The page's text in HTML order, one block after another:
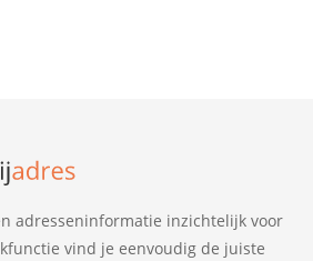
adresseninformatie inzichtelijk voor
vind je eenvoudig de juiste